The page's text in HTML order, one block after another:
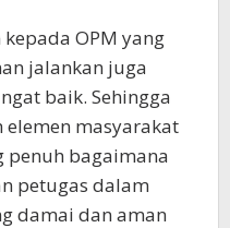
OPM yang
jalankan juga
baik. Sehingga
masyarakat
bagaimana
petugas dalam
damai dan aman